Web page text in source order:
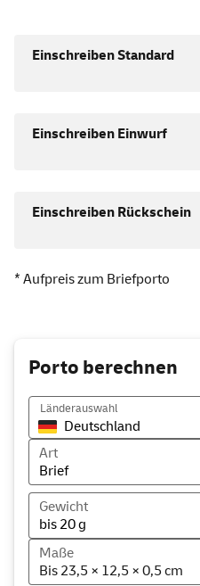
Einschreiben Standard
Einschreiben Einwurf
Einschreiben Rückschein
* Aufpreis zum Briefporto
Porto berechnen
Länderauswahl
Art
Brief
Gewicht
bis 20 g
Maße
Bis 23,5 × 12,5 × 0,5 cm